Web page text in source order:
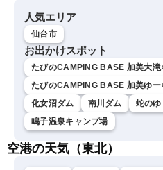
人気エリア
仙台市
お出かけスポット
たびのCAMPING BASE 加美大滝
たびのCAMPING BASE 加美ゆー
化女沼ダム
南川ダム 蛇の
鳴子温泉キャンプ場
空港の天気（東北）